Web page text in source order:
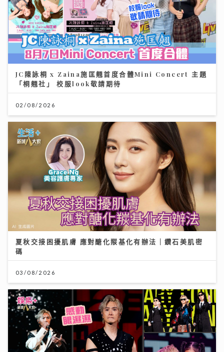
JC陳詠桐 x Zaina施匡翹首度合體Mini Concert 主題
「桐翹社」 校服look敬請期待
02/08/2026
夏秋交接困擾肌膚 應對醣化羰基化有辦法｜鑽石美肌密
碼
03/08/2026